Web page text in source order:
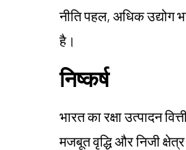
नीति पहल, अधिक उद्योग
है।
निष्कर्ष
भारत का रक्षा उत्पादन
मजबूत वृद्धि और निजी क्षेत्र